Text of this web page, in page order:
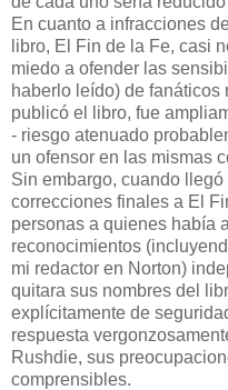
En cuanto a infracciones
libro, El Fin de la Fe, casi
miedo a ofender las
haberlo leído) de fanáticos
publicó el libro, fue
- riesgo atenuado
un ofensor en las mismas
Sin embargo, cuando
correcciones finales a El
personas a quienes había
reconocimientos
mi redactor en Norton)
quitara sus nombres del
explícitamente de
respuesta
Rushdie, sus
comprensibles.